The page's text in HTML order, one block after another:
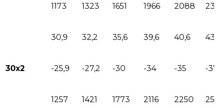
1173 1323 1651 1966 2088
30,9 32,2 35,6 39,6 40,6 43
30х2 -25,9 -27,2 -30 -34 -35 -
1257 1421 1773 2116 2250